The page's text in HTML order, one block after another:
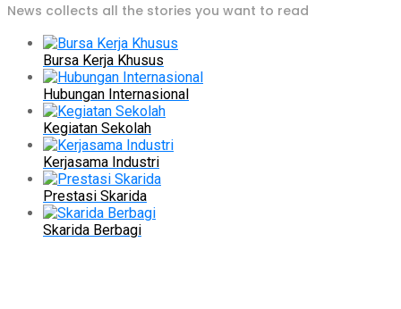
News collects all the stories you want to read
Bursa Kerja Khusus
Hubungan Internasional
Kegiatan Sekolah
Kerjasama Industri
Prestasi Skarida
Skarida Berbagi